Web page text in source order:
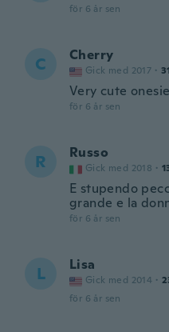
för 6 år sen
C Cherry
Gick med 2017 ·
Very cute
för 6 år sen
R Russo
Gick med 2018 ·
E stupendo
grande e la
för 6 år sen
L Lisa
Gick med 2014 ·
för 6 år sen